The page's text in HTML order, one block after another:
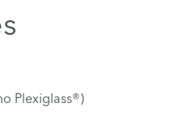
Plexiglass®)